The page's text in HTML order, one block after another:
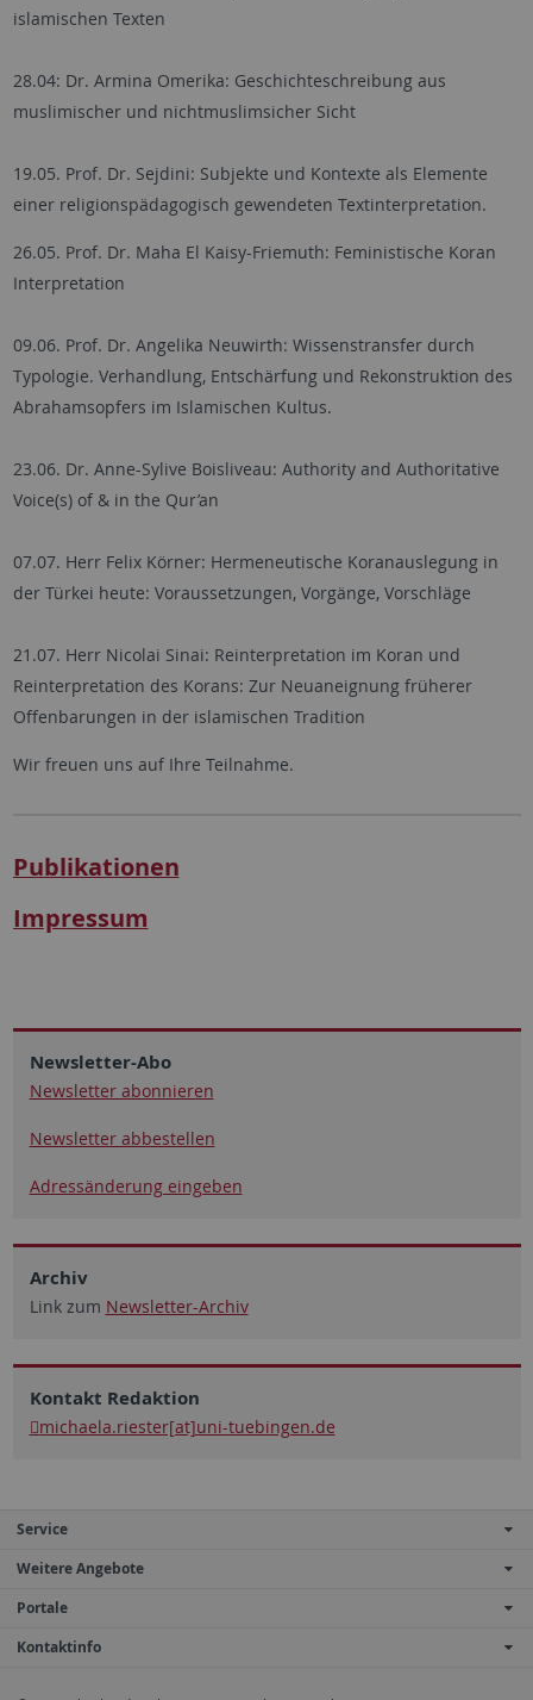
islamischen Texten
28.04: Dr. Armina Omerika: Geschichteschreibung aus
muslimischer und nichtmuslimsicher Sicht
19.05. Prof. Dr. Sejdini: Subjekte und Kontexte als Elemente
einer religionspädagogisch gewendeten Textinterpretation.
26.05. Prof. Dr. Maha El Kaisy-Friemuth: Feministische Koran
Interpretation
09.06. Prof. Dr. Angelika Neuwirth: Wissenstransfer durch
Typologie. Verhandlung, Entschärfung und Rekonstruktion des
Abrahamsopfers im Islamischen Kultus.
23.06. Dr. Anne-Sylive Boisliveau: Authority and Authoritative
Voice(s) of & in the Qur’an
07.07. Herr Felix Körner: Hermeneutische Koranauslegung in
der Türkei heute: Voraussetzungen, Vorgänge, Vorschläge
21.07. Herr Nicolai Sinai: Reinterpretation im Koran und
Reinterpretation des Korans: Zur Neuaneignung früherer
Offenbarungen in der islamischen Tradition
Wir freuen uns auf Ihre Teilnahme.
Publikationen
Impressum
Newsletter-Abo
Newsletter abonnieren
Newsletter abbestellen
Adressänderung eingeben
Archiv
Link zum Newsletter-Archiv
Kontakt Redaktion
michaela.riester[at]uni-tuebingen.de
Service
Weitere Angebote
Portale
Kontaktinfo